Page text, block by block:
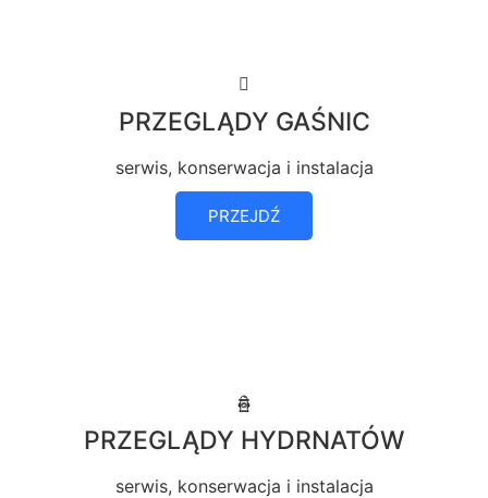
PRZEGLĄDY GAŚNIC
serwis, konserwacja i instalacja
PRZEJDŹ
PRZEGLĄDY HYDRNATÓW
serwis, konserwacja i instalacja